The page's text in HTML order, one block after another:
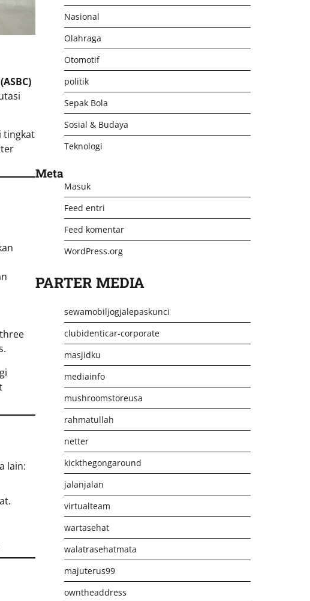
tingkat
lain:
Nasional
Olahraga
Otomotif
politik
Sepak Bola
Sosial & Budaya
Teknologi
Meta
Masuk
Feed entri
Feed komentar
WordPress.org
PARTER MEDIA
sewamobiljogjalepaskunci
clubidenticar-corporate
masjidku
mediainfo
mushroomstoreusa
rahmatullah
netter
kickthegongaround
jalanjalan
virtualteam
wartasehat
walatrasehatmata
majuterus99
owntheaddress